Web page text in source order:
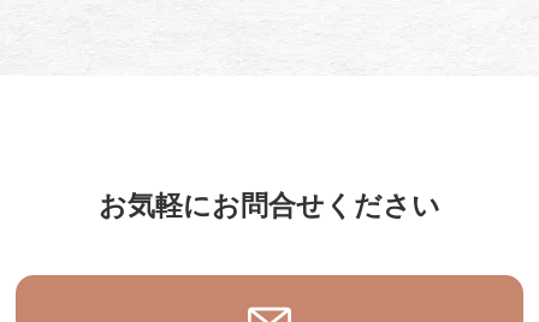
お気軽にお問合せください